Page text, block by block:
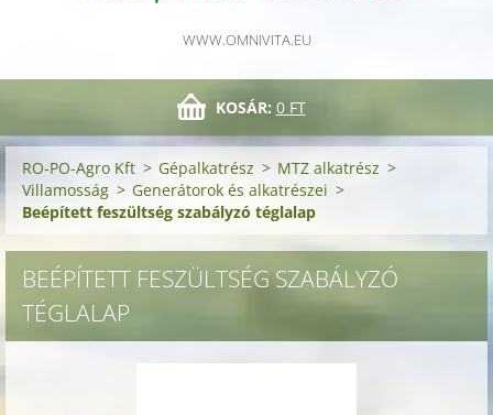
WWW.OMNIVITA.EU
KOSÁR: 0 FT
RO-PO-Agro Kft > Gépalkatrész > MTZ alkatrész >
Villamosság > Generátorok és alkatrészei >
Beépített feszültség szabályzó téglalap
BEÉPÍTETT FESZÜLTSÉG SZABÁLYZÓ
TÉGLALAP